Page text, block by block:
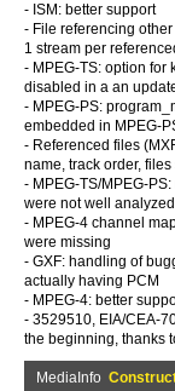
- ISM: better support
- File referencing
1 stream per
- MPEG-TS: option for
disabled in a an
- MPEG-PS:
embedded in MPEG-
- Referenced files
name, track order, files
- MPEG-TS/MPEG-
were not well
- MPEG-4 channel
were missing
- GXF: handling of
actually having PCM
- MPEG-4: better
- 3529510, EIA/CEA-
the beginning, thanks
MediaInfo